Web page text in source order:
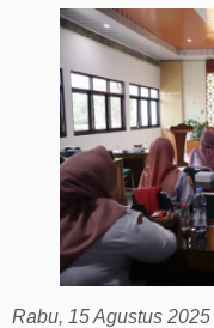
Rabu, 15 Agustus 2025